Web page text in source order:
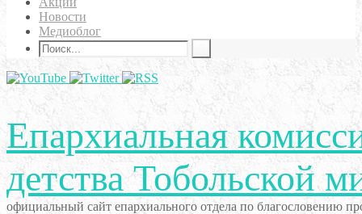
Новости
Медиоблог
Епархиальная
детства Тобольской
официальный сайт епархиального отдела по благословению